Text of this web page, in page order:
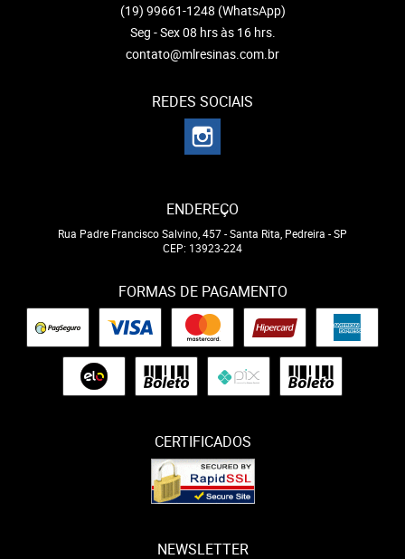
(19) 99661-1248 (WhatsApp)
Seg - Sex 08 hrs às 16 hrs.
contato@mlresinas.com.br
REDES SOCIAIS
ENDEREÇO
Rua Padre Francisco Salvino, 457-Santa Rita, Pedreira -SP
CEP: 13923-224
FORMAS DE PAGAMENTO
CERTIFICADOS
NEWSLETTER